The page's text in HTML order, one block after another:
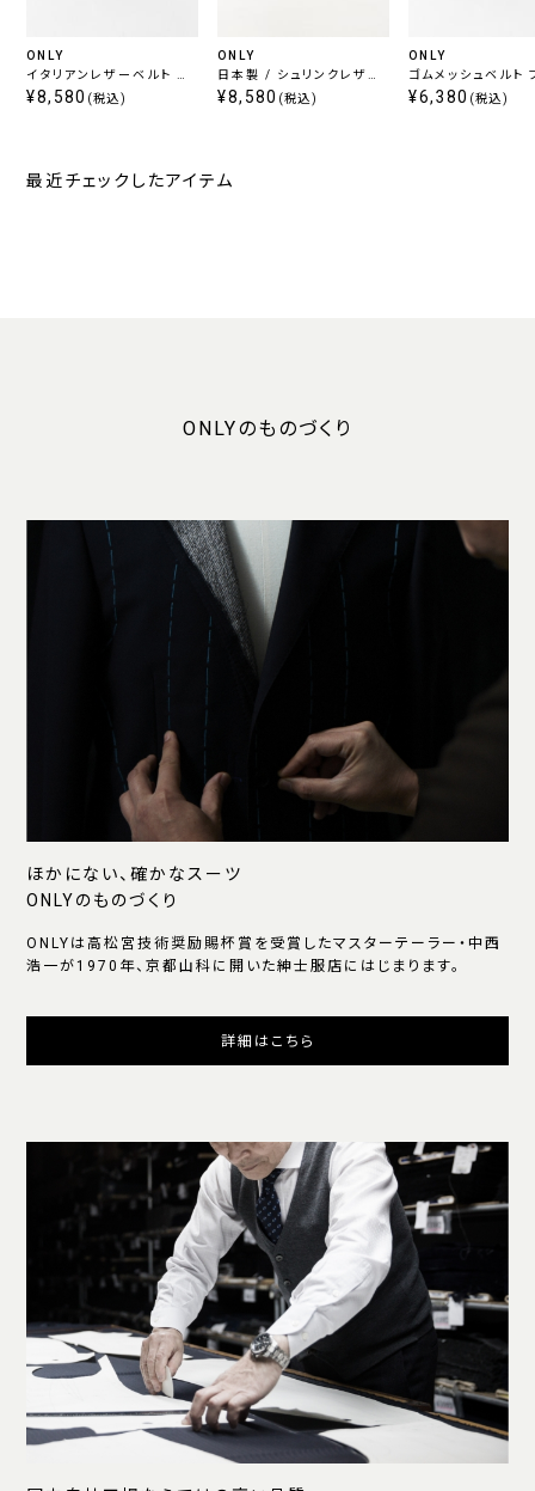
ONLY
イタリアンレザーベルト ブ
ラウン
¥8,580 (税込)
ONLY
日本製 / シュリンクレザー
ベルト ブラック 定番
¥8,580 (税込)
ONLY
ゴムメッシュベルト
¥6,380 (税込)
最近チェックしたアイテム
ONLYのものづくり
ほかにない、確かなスーツ
ONLYのものづくり
ONLYは高松宮技術奨励賜杯賞を受賞したマスターテーラー・中西
浩一が1970年、京都山科に開いた紳士服店にはじまります。
詳細はこちら